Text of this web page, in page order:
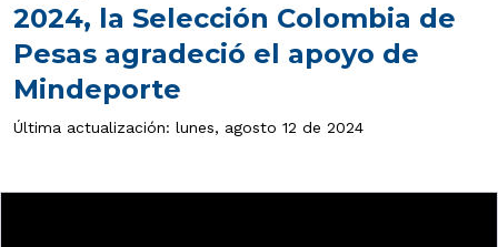
2024, la Selección Colombia de
Pesas agradeció el apoyo de
Mindeporte
Última actualización: lunes, agosto 12 de 2024